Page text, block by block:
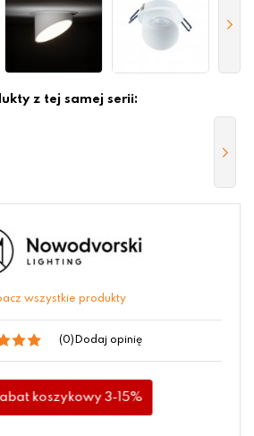
z tej samej serii:
wszystkie produkty
(0) Dodaj opinię
koszykowy 3-15%